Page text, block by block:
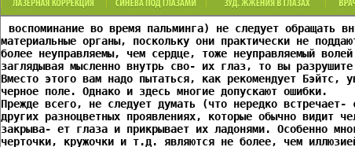
воспоминание во время пальминга) не следует обращать
материальные органы, поскольку они практически не
более неуправляемы, чем сердце, тоже неуправляемый
заглядывая мысленно внутрь сво- их глаз, то вы
Вместо этого вам надо пытаться, как рекомендует Бэйтс,
черное поле. Однако и здесь многие допускают ошибки.
Прежде всего, не следует думать (что нередко
других разноцветных проявлениях, которые обычно видит
закрыва- ет глаза и прикрывает их ладонями. Особенно
черточки, кружочки и т.д. являются не более, чем